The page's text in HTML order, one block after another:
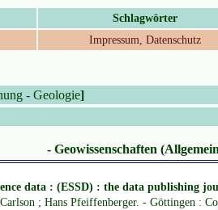
Schlagwörter
Impressum, Datenschutz
- Geologie]
- Geowissenschaften
data : (ESSD) : the data publishing
; Hans Pfeiffenberger. - Göttingen :